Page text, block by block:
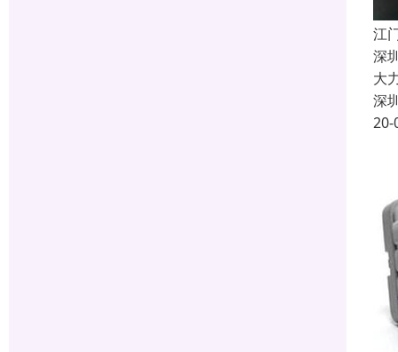
江
深
大
深
20-